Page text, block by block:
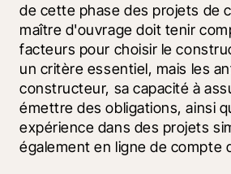
de cette phase des projets de
maître d'ouvrage doit tenir
facteurs pour choisir le
un critère essentiel, mais les
constructeur, sa capacité à
émettre des obligations, ainsi
expérience dans des projets
également en ligne de compte